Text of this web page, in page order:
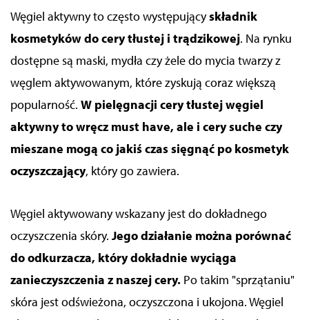
Węgiel aktywny to często występującyskładnik
kosmetyków do cery tłustej i trądzikowej. Na rynku
dostępne są maski, mydła czy żele do mycia twarzy z
węglem aktywowanym, które zyskują coraz większą
popularność. W pielęgnacji cery tłustej węgiel
aktywny to wręcz must have, ale i cery suche czy
mieszane mogą co jakiś czas sięgnąć po kosmetyk
oczyszczający, który go zawiera.
Węgiel aktywowany wskazany jest do dokładnego
oczyszczenia skóry. Jego działanie można porównać
do odkurzacza, który dokładnie wyciąga
zanieczyszczenia z naszej cery. Po takim "sprzątaniu"
skóra jest odświeżona, oczyszczona i ukojona. Węgiel